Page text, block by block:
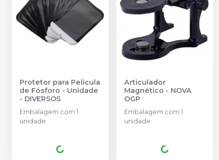
Protetor para Pelicula
de Fósforo - Unidade
- DIVERSOS
Embalagem com 1
unidade
Articulador
Magnético - NOVA
OGP
Embalagem com 1
unidade.